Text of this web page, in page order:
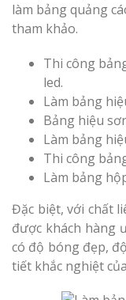
làm bảng quảng
tham khảo.
Thi công
led.
Làm bảng
Bảng hiệu
Làm bảng
Thi công
Làm bảng
Đặc biệt, với chất
được khách hàng
có độ bóng đẹp,
tiết khắc nghiệt